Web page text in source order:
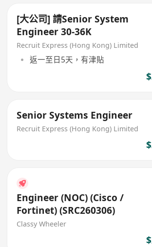
[大公司] 請Senior System
Engineer 30-36K
Recruit Express (Hong Kong) Limited
返一至日5天，有津貼
Senior Systems Engineer
Recruit Express (Hong Kong) Limited
Engineer (NOC) (Cisco /
Fortinet) (SRC260306)
Classy Wheeler